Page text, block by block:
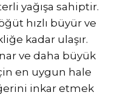
yağışa sahiptir.
hızlı büyür ve
kadar ulaşır.
ve daha büyük
en uygun hale
inkar etmek